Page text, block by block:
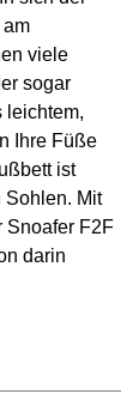
viele
sogar
leichtem,
Ihre Füße
ist
Sohlen. Mit
Snoafer F2F
darin